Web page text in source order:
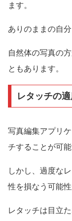
ます。
ありのままの自
自然体の写真の
ともあります。
レタッチの
写真編集アプリ
チすることが可能
しかし、過度な
性を損なう可能性
レタッチは目立